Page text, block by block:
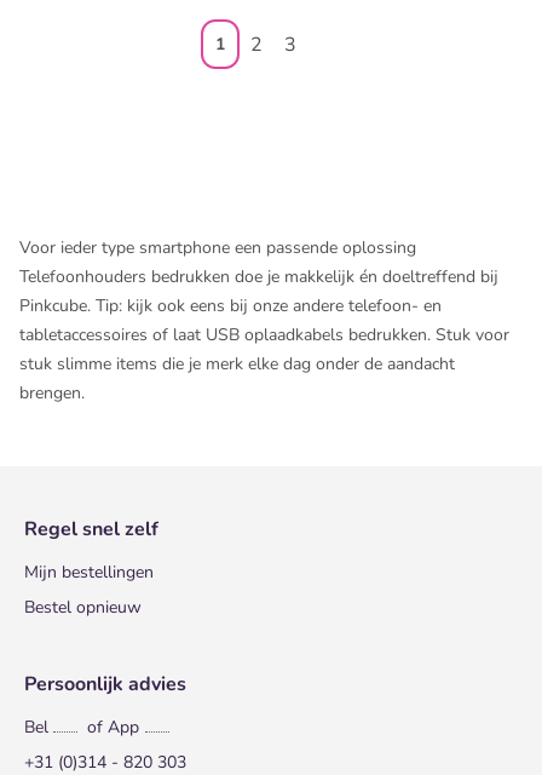
1 2 3
Voor ieder type smartphone een passende oplossing
Telefoonhouders bedrukken doe je makkelijk én doeltreffend bij
Pinkcube. Tip: kijk ook eens bij onze andere telefoon- en
tabletaccessoires of laat USB oplaadkabels bedrukken. Stuk voor
stuk slimme items die je merk elke dag onder de aandacht
brengen.
Regel snel zelf
Mijn bestellingen
Bestel opnieuw
Persoonlijk advies
Bel
of App
+31 (0)314 - 820 303